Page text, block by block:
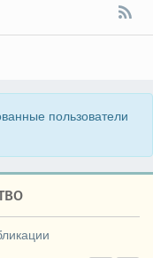
пользователи